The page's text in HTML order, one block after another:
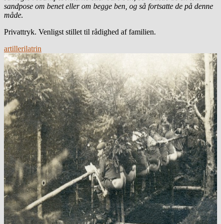
sandpose om benet eller om begge ben, og så fortsatte de på denne
måde.
Privattryk. Venligst stillet til rådighed af familien.
artillerilatrin